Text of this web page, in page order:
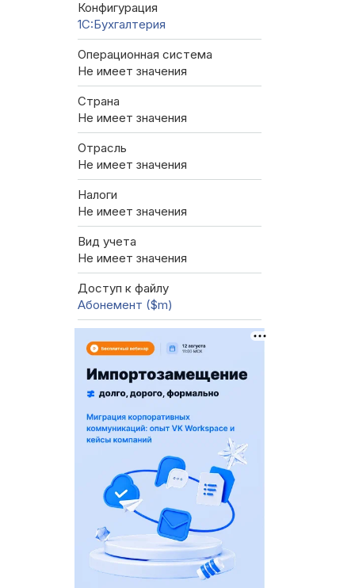
Конфигурация
1C:Бухгалтерия
Операционная система
Не имеет значения
Страна
Не имеет значения
Отрасль
Не имеет значения
Налоги
Не имеет значения
Вид учета
Не имеет значения
Доступ к файлу
Абонемент ($m)